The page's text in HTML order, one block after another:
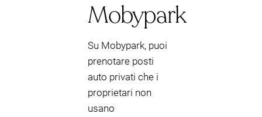
Mobypark
Su Mobypark, puoi
prenotare posti
auto privati che i
proprietari non
usano